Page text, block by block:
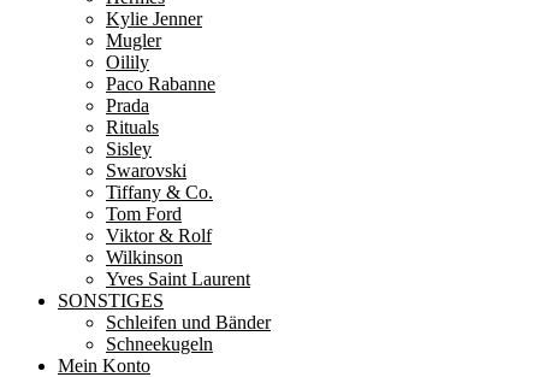
Kylie Jenner
Mugler
Oilily
Paco Rabanne
Prada
Rituals
Sisley
Swarovski
Tiffany & Co.
Tom Ford
Viktor & Rolf
Wilkinson
Yves Saint Laurent
SONSTIGES
Schleifen und Bänder
Schneekugeln
Mein Konto